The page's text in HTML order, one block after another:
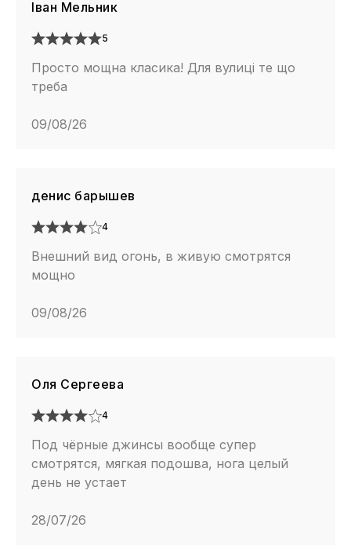
Іван Мельник
5
Просто мощна класика! Для вулиці те що
треба
09/08/26
денис барышев
4
Внешний вид огонь, в живую смотрятся
мощно
09/08/26
Оля Сергеева
4
Под чёрные джинсы вообще супер
смотрятся, мягкая подошва, нога целый
день не устает
28/07/26